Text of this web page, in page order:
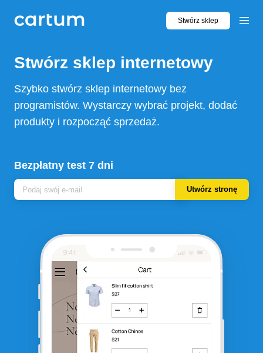
Stwórz sklep
Stwórz sklep internetowy
Szybko stwórz sklep internetowy bez
programistów. Wystarczy wybrać projekt, dodać
produkty i rozpocząć sprzedaż.
Bezpłatny test 7 dni
Utwórz stronę